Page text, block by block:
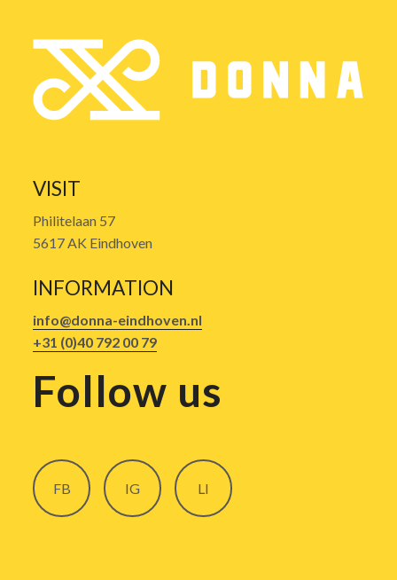
VISIT
Philitelaan 57
5617 AK Eindhoven
INFORMATION
info@donna-eindhoven.nl
+31 (0)40 792 00 79
Follow us
FB IG LI